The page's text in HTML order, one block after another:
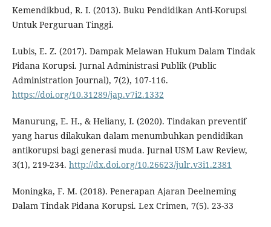
Kemendikbud, R. I. (2013). Buku Pendidikan Anti-Korupsi
Untuk Perguruan Tinggi.
Lubis, E. Z. (2017). Dampak Melawan Hukum Dalam Tindak
Pidana Korupsi. Jurnal Administrasi Publik (Public
Administration Journal), 7(2), 107-116.
https://doi.org/10.31289/jap.v7i2.1332
Manurung, E. H., & Heliany, I. (2020). Tindakan preventif
yang harus dilakukan dalam menumbuhkan pendidikan
antikorupsi bagi generasi muda. Jurnal USM Law Review,
3(1), 219-234. http://dx.doi.org/10.26623/julr.v3i1.2381
Moningka, F. M. (2018). Penerapan Ajaran Deelneming
Dalam Tindak Pidana Korupsi. Lex Crimen, 7(5). 23-33